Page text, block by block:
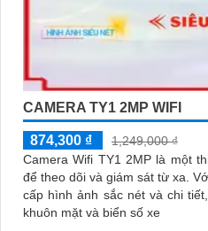
CAMERA TY1 2MP WIFI
874,300 ₫
1,249,000 ₫
Camera Wifi TY1 2MP là một
để theo dõi và giám sát từ xa. Với độ phân giải cao 2MP, camera này cung
cấp hình ảnh sắc nét và chi
khuôn mặt và biển số xe